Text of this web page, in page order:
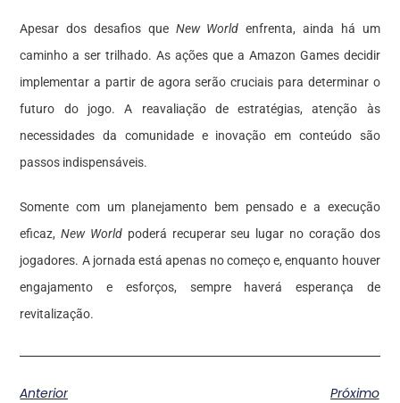
Apesar dos desafios que New World enfrenta, ainda há um
caminho a ser trilhado. As ações que a Amazon Games decidir
implementar a partir de agora serão cruciais para determinar o
futuro do jogo. A reavaliação de estratégias, atenção às
necessidades da comunidade e inovação em conteúdo são
passos indispensáveis.
Somente com um planejamento bem pensado e a execução
eficaz,New World poderá recuperar seu lugar no coração dos
jogadores. A jornada está apenas no começo e, enquanto houver
engajamento e esforços, sempre haverá esperança de
revitalização.
Anterior Próximo